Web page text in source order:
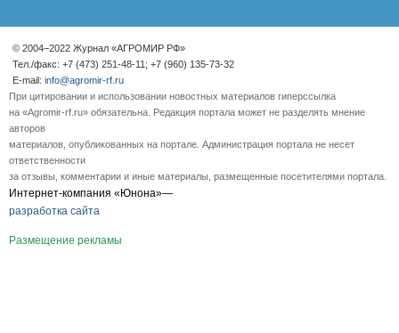
© 2004–2022 Журнал «АГРОМИР РФ»
Тел./факс: +7 (473) 251-48-11; +7 (960) 135-73-32
E-mail: info@agromir-rf.ru
При цитировании и использовании новостных материалов гиперссылка
на «Agromir-rf.ru» обязательна. Редакция портала может не разделять мнение
авторов
материалов, опубликованных на портале. Администрация портала не несет
ответственности
за отзывы, комментарии и иные материалы, размещенные посетителями портала.
Интернет-компания «Юнона»—
разработка сайта
Размещение рекламы